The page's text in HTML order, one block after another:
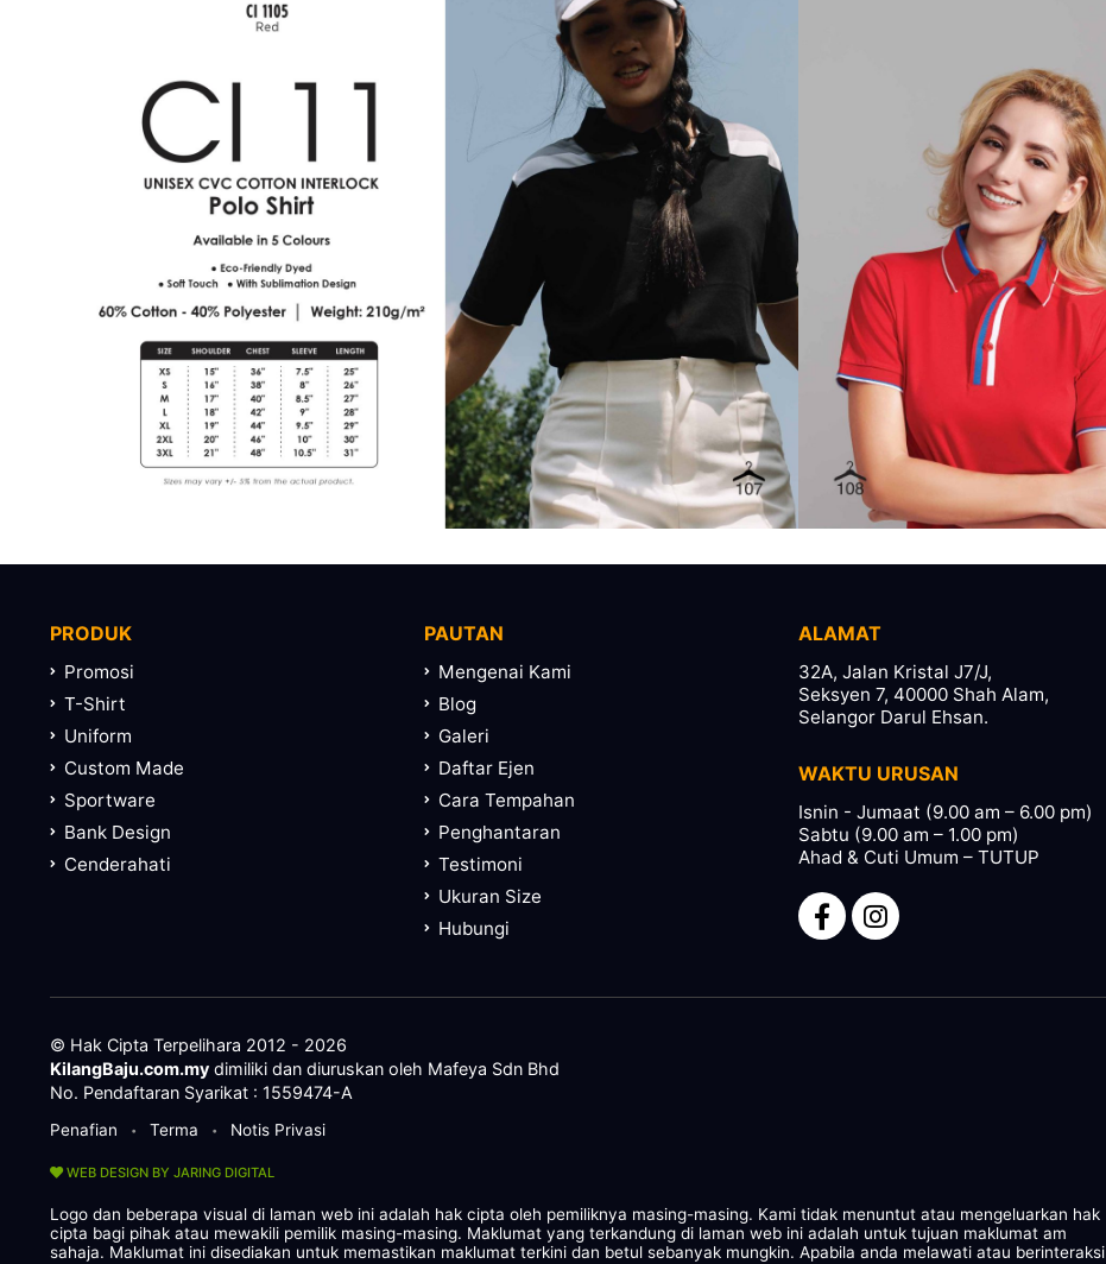
PRODUK
Promosi
T-Shirt
Uniform
Custom Made
Sportware
Bank Design
Cenderahati
PAUTAN
Mengenai Kami
Blog
Galeri
Daftar Ejen
Cara Tempahan
Penghantaran
Testimoni
Ukuran Size
Hubungi
ALAMAT
32A, Jalan Kristal J7/J,
Seksyen 7, 40000 Shah Alam,
Selangor Darul Ehsan.
WAKTU URUSAN
Isnin - Jumaat (9.00 am – 6.00 pm)
Sabtu (9.00 am – 1.00 pm)
Ahad & Cuti Umum – TUTUP
© Hak Cipta Terpelihara 2012 - 2026
KilangBaju.com.my dimiliki dan diuruskan oleh Mafeya Sdn Bhd
No. Pendaftaran Syarikat : 1559474-A
Penafian • Terma • Notis Privasi
WEB DESIGN BY JARING DIGITAL
Logo dan beberapa visual di laman web ini adalah hak cipta oleh pemiliknya masing-masing. Kami tidak menuntut atau mengeluarkan hak
cipta bagi pihak atau mewakili pemilik masing-masing. Maklumat yang terkandung di laman web ini adalah untuk tujuan maklumat am
sahaja. Maklumat ini disediakan untuk memastikan maklumat terkini dan betul sebanyak mungkin. Apabila anda melawati atau berinteraksi